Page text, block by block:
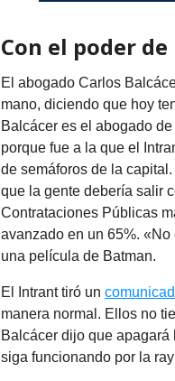
Con el poder de
El abogado Carlos
mano, diciendo que hoy
Balcácer es el abogado
porque fue a la que el
de semáforos de la
que la gente debería salir
Contrataciones Públicas
avanzado en un 65%.
una película de Batman.
El Intrant tiró un
manera normal. Ellos no
Balcácer dijo que
siga funcionando por la